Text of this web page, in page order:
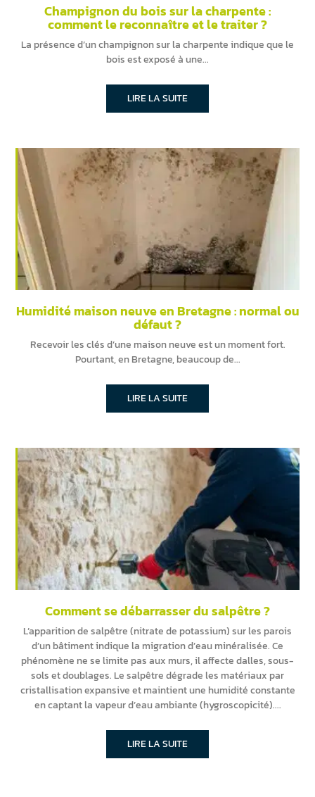
Champignon du bois sur la charpente :
comment le reconnaître et le traiter ?
La présence d’un champignon sur la charpente indique que le
bois est exposé à une
LIRE LA SUITE
Humidité maison neuve en Bretagne : normal ou
défaut ?
Recevoir les clés d’une maison neuve est un moment fort.
Pourtant, en Bretagne, beaucoup de
LIRE LA SUITE
Comment se débarrasser du salpêtre ?
L’apparition de salpêtre (nitrate de potassium) sur les parois
d’un bâtiment indique la migration d’eau minéralisée. Ce
phénomène ne se limite pas aux murs, il affecte dalles, sous-
sols et doublages. Le salpêtre dégrade les matériaux par
cristallisation expansive et maintient une humidité constante
en captant la vapeur d’eau ambiante (hygroscopicité).
LIRE LA SUITE